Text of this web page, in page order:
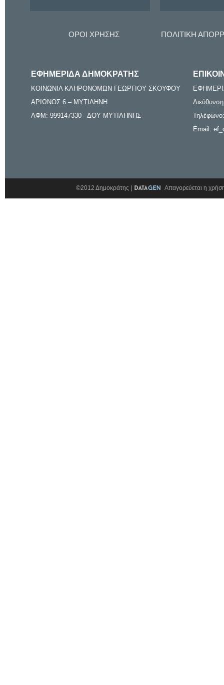
ΟΡΟΙ ΧΡΗΣΗΣ ΠΟΛΙΤΙΚΗ
ΕΦΗΜΕΡΙΔΑ ΔΗΜΟΚΡΑΤΗΣ
ΚΟΙΝΩΝΙΑ ΚΛΗΡΟΝΟΜΩΝ ΓΕΩΡΓΙΟΥ ΣΚΟΥΦΟΥ
ΑΡΙΩΝΟΣ 6 – ΜΥΤΙΛΗΝΗ
ΑΦΜ: 999147330 - ΔΟΥ ΜΥΤΙΛΗΝΗΣ
Email:
©2012 Δημοκράτης | Απαγορεύεται η